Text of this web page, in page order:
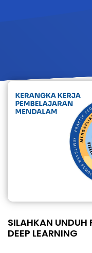
SILAHKAN
DEEP LEARNING